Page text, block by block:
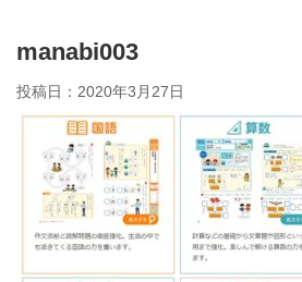
manabi003
投稿日： 2020年3月27日